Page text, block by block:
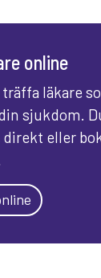
online
läkare
sjukdom.
eller